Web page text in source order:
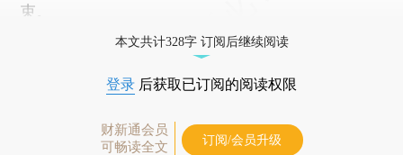
束。
本文共计328字 订阅后继续阅读
登录 后获取已订阅的阅读权限
财新通会员
可畅读全文
订阅/会员升级